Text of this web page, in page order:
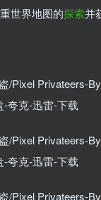
世界地图的探索并